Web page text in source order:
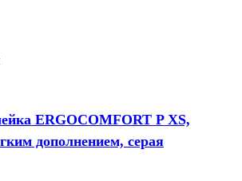
ERGOCOMFORT P XS,
дополнением, серая